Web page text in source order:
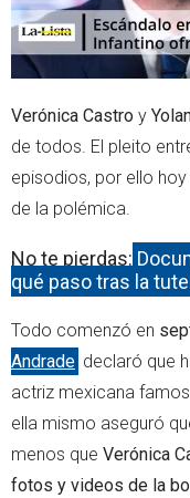
Verónica Castro y
de todos. El pleito
episodios, por ello
de la polémica.
No te pierdas:
qué paso tras la
Todo comenzó en
Andrade declaró que
actriz mexicana
ella mismo aseguró
menos que Verónica
fotos y videos de la